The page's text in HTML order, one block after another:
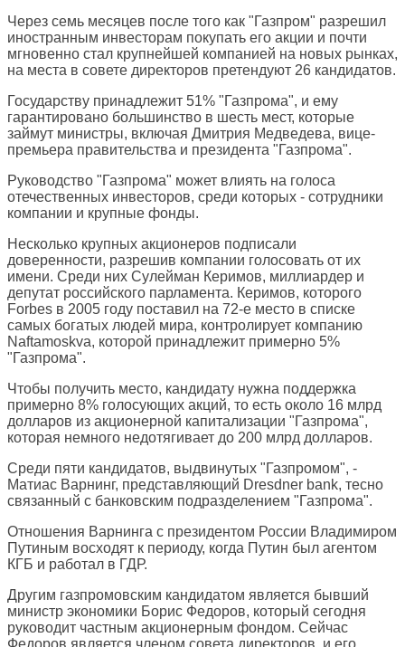
Через семь месяцев после того как "Газпром" разрешил
иностранным инвесторам покупать его акции и почти
мгновенно стал крупнейшей компанией на новых рынках,
на места в совете директоров претендуют 26 кандидатов.
Государству принадлежит 51% "Газпрома", и ему
гарантировано большинство в шесть мест, которые
займут министры, включая Дмитрия Медведева, вице-
премьера правительства и президента "Газпрома".
Руководство "Газпрома" может влиять на голоса
отечественных инвесторов, среди которых - сотрудники
компании и крупные фонды.
Несколько крупных акционеров подписали
доверенности, разрешив компании голосовать от их
имени. Среди них Сулейман Керимов, миллиардер и
депутат российского парламента. Керимов, которого
Forbes в 2005 году поставил на 72-е место в списке
самых богатых людей мира, контролирует компанию
Naftamoskva, которой принадлежит примерно 5%
"Газпрома".
Чтобы получить место, кандидату нужна поддержка
примерно 8% голосующих акций, то есть около 16 млрд
долларов из акционерной капитализации "Газпрома",
которая немного недотягивает до 200 млрд долларов.
Среди пяти кандидатов, выдвинутых "Газпромом", -
Матиас Варнинг, представляющий Dresdner bank, тесно
связанный с банковским подразделением "Газпрома".
Отношения Варнинга с президентом России Владимиром
Путиным восходят к периоду, когда Путин был агентом
КГБ и работал в ГДР.
Другим газпромовским кандидатом является бывший
министр экономики Борис Федоров, который сегодня
руководит частным акционерным фондом. Сейчас